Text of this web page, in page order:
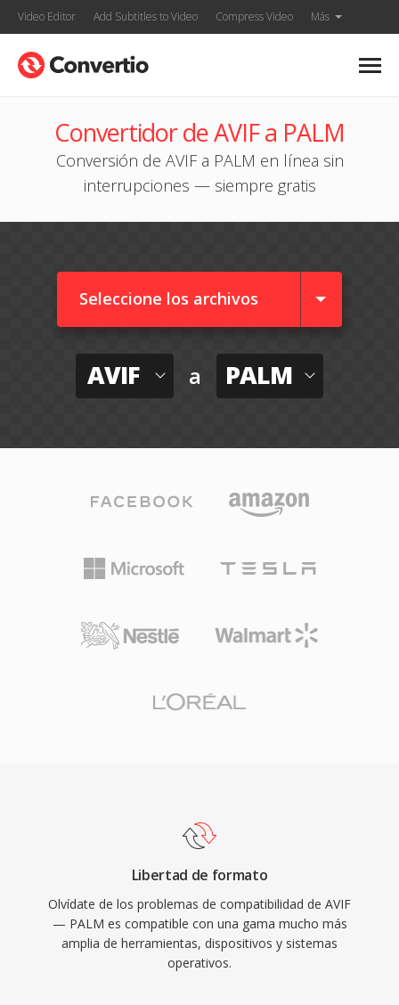
Video Editor Add Subtitles to Video Compress Video Más
Convertidor de AVIF a PALM
Conversión de AVIF a PALM en línea sin
interrupciones — siempre gratis
Seleccione los archivos
AVIF a PALM
Libertad de formato
Olvídate de los problemas de compatibilidad de AVIF
— PALM es compatible con una gama mucho más
amplia de herramientas, dispositivos y sistemas
operativos.